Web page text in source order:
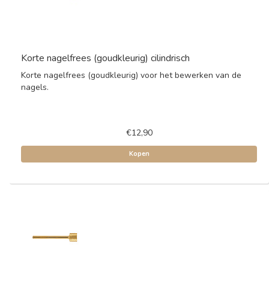
Korte nagelfrees (goudkleurig) cilindrisch
Korte nagelfrees (goudkleurig) voor het bewerken van de
nagels.
€12,90
Kopen